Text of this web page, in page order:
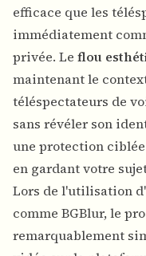
efficace que les
immédiatement
privée. Le flou
maintenant le
téléspectateurs de
sans révéler son
une protection
en gardant votre
Lors de l'utilisation
comme BGBlur, le
remarquablement